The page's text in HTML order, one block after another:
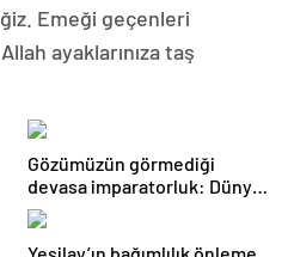
Emeği geçenleri
ayaklarınıza taş
Gözümüzün görmediği
devasa imparatorluk: Dünya
gerçekten mantarların mı?